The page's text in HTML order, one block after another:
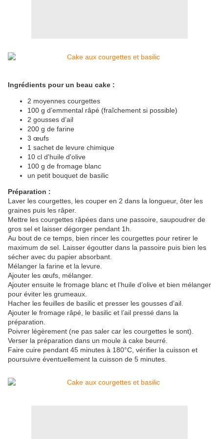
Ingrédients pour un beau cake :
2 moyennes courgettes
100 g d’emmental râpé (fraîchement si possible)
2 gousses d’ail
200 g de farine
3 œufs
1 sachet de levure chimique
10 cl d'huile d'olive
100 g de fromage blanc
un petit bouquet de basilic
Préparation :
Laver les courgettes, les couper en 2 dans la longueur, ôter les
graines puis les râper.
Mettre les courgettes râpées dans une passoire, saupoudrer de
gros sel et laisser dégorger pendant 1h.
Au bout de ce temps, bien rincer les courgettes pour retirer le
maximum de sel. Laisser égoutter dans la passoire puis bien les
sécher avec du papier absorbant.
Mélanger la farine et la levure.
Ajouter les œufs, mélanger.
Ajouter ensuite le fromage blanc et l’huile d’olive et bien mélanger
pour éviter les grumeaux.
Hacher les feuilles de basilic et presser les gousses d’ail.
Ajouter le fromage râpé, le basilic et l’ail pressé dans la
préparation.
Poivrer légèrement (ne pas saler car les courgettes le sont).
Verser la préparation dans un moule à cake beurré.
Faire cuire pendant 45 minutes à 180°C, vérifier la cuisson et
poursuivre éventuellement la cuisson de 5 minutes.